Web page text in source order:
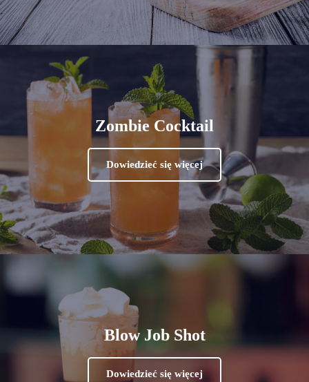
Zombie Cocktail
Dowiedzieć się więcej
Blow Job Shot
Dowiedzieć się więcej